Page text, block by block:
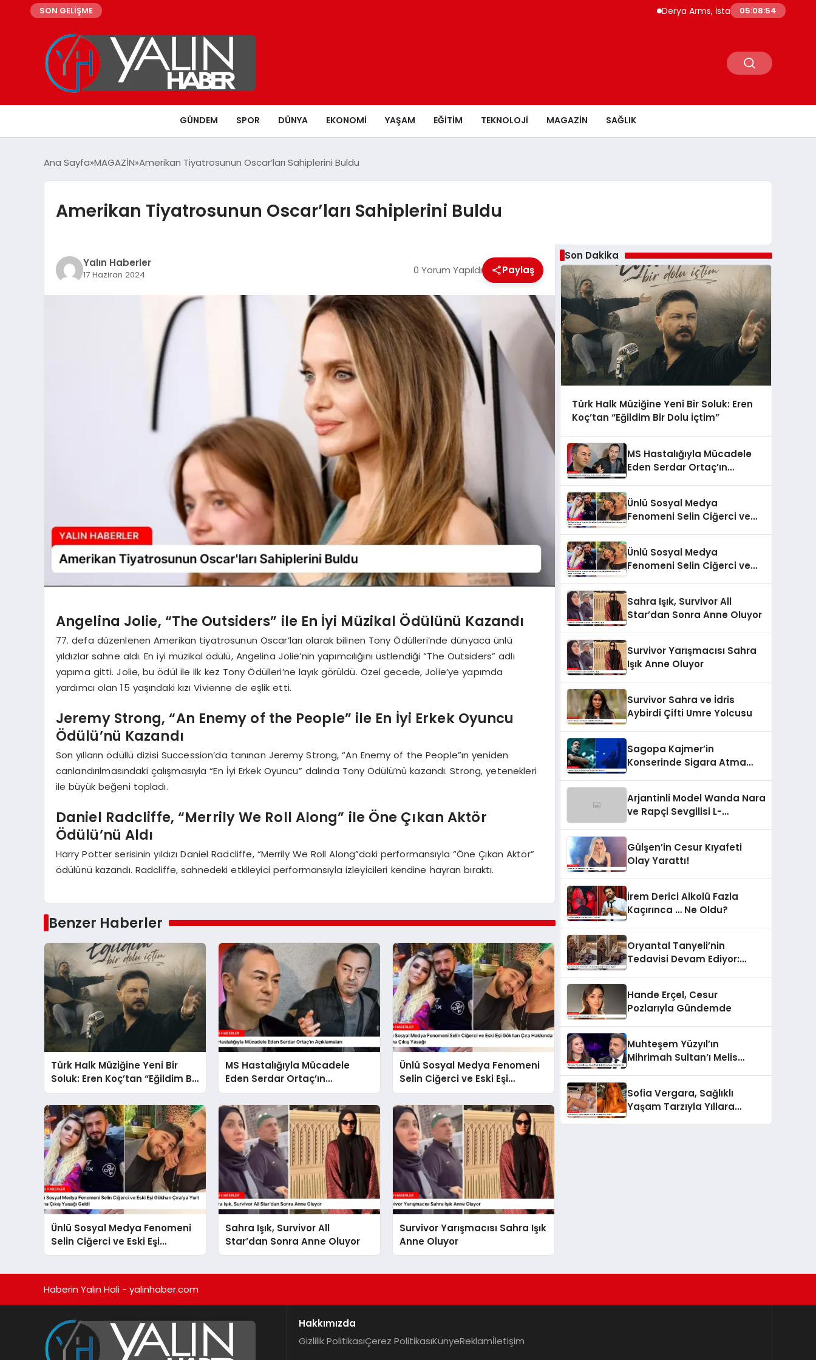
SON GELİŞME Derya Arms, İstanbul Prohunt 2026’da
05:08:55
GÜNDEM SPOR DÜNYA EKONOMİ YAŞAM EĞİTİM TEKNOLOJİ MAGAZİN SAĞLIK
Ana Sayfa MAGAZİN Amerikan Tiyatrosunun Oscar’ları Sahiplerini Buldu
Amerikan Tiyatrosunun Oscar’ları Sahiplerini Buldu
Yalın Haberler
17 Haziran 2024 0 Yorum Yapıldı Paylaş
Angelina Jolie, “The Outsiders” ile En İyi Müzikal Ödülünü Kazandı
77. defa düzenlenen Amerikan tiyatrosunun Oscar’ları olarak bilinen Tony Ödülleri’nde dünyaca ünlü
yıldızlar sahne aldı. En iyi müzikal ödülü, Angelina Jolie’nin yapımcılığını üstlendiği “The Outsiders” adlı
yapıma gitti. Jolie, bu ödül ile ilk kez Tony Ödülleri’ne layık görüldü. Özel gecede, Jolie’ye yapımda
yardımcı olan 15 yaşındaki kızı Vivienne de eşlik etti.
Jeremy Strong, “An Enemy of the People” ile En İyi Erkek Oyuncu
Ödülü’nü Kazandı
Son yılların ödüllü dizisi Succession’da tanınan Jeremy Strong, “An Enemy of the People”ın yeniden
canlandırılmasındaki çalışmasıyla “En İyi Erkek Oyuncu” dalında Tony Ödülü’nü kazandı. Strong, yetenekleri
ile büyük beğeni topladı.
Daniel Radcliffe, “Merrily We Roll Along” ile Öne Çıkan Aktör
Ödülü’nü Aldı
Harry Potter serisinin yıldızı Daniel Radcliffe, “Merrily We Roll Along”daki performansıyla “Öne Çıkan Aktör”
ödülünü kazandı. Radcliffe, sahnedeki etkileyici performansıyla izleyicileri kendine hayran bıraktı.
Benzer Haberler
Türk Halk Müziğine Yeni Bir
Soluk: Eren Koç’tan “Eğildim Bir
Dolu İçtim”
MS Hastalığıyla Mücadele
Eden Serdar Ortaç’ın
Açıklamaları
Ünlü Sosyal Medya Fenomeni
Selin Ciğerci ve Eski Eşi
Gökhan Çıra Hakkında Yurt
Dışına Çıkış Yasağı
Ünlü Sosyal Medya Fenomeni
Selin Ciğerci ve Eski Eşi
Gökhan Çıra’ya Yurt Dışına
Sahra Işık, Survivor All
Star’dan Sonra Anne Oluyor
Survivor Yarışmacısı Sahra Işık
Anne Oluyor
Son Dakika
Türk Halk Müziğine Yeni Bir Soluk: Eren
Koç’tan “Eğildim Bir Dolu İçtim”
MS Hastalığıyla Mücadele
Eden Serdar Ortaç’ın
Ünlü Sosyal Medya
Fenomeni Selin Ciğerci ve
Yasağı
Ünlü Sosyal Medya
Fenomeni Selin Ciğerci ve
Sahra Işık, Survivor All
Star’dan Sonra Anne Oluyor
Survivor Yarışmacısı Sahra
Işık Anne Oluyor
Survivor Sahra ve İdris
Aybirdi Çifti Umre Yolcusu
Sagopa Kajmer’in
Konserinde Sigara Atma
Arjantinli Model Wanda Nara
ve Rapçi Sevgilisi L-
Yarattı
Gülşen’in Cesur Kıyafeti
Olay Yarattı!
İrem Derici Alkolü Fazla
Kaçırınca … Ne Oldu?
Oryantal Tanyeli’nin
Tedavisi Devam Ediyor:
Hande Erçel, Cesur
Pozlarıyla Gündemde
Muhteşem Yüzyıl’ın
Mihrimah Sultan’ı Melis
Sofia Vergara, Sağlıklı
Yaşam Tarzıyla Yıllara
Haberin Yalın Hali - yalinhaber.com
Hakkımızda
Gizlilik PolitikasıÇerez PolitikasıKünyeReklamİletişim